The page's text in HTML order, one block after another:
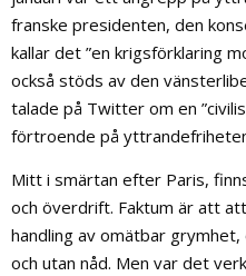
franske presidenten, den
kallar det ”en krigsförklaring
också stöds av den
talade på Twitter om en
förtroende på
Mitt i smärtan efter Paris,
och överdrift. Faktum är att
handling av omätbar
och utan nåd. Men var det